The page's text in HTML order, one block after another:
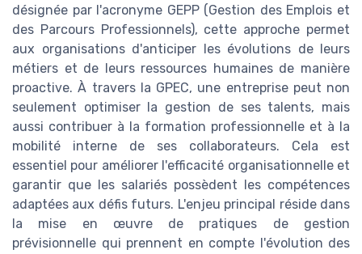
désignée par l'acronyme GEPP (Gestion des Emplois et
des Parcours Professionnels), cette approche permet
aux organisations d'anticiper les évolutions de leurs
métiers et de leurs ressources humaines de manière
proactive. À travers la GPEC, une entreprise peut non
seulement optimiser la gestion de ses talents, mais
aussi contribuer à la formation professionnelle et à la
mobilité interne de ses collaborateurs. Cela est
essentiel pour améliorer l'efficacité organisationnelle et
garantir que les salariés possèdent les compétences
adaptées aux défis futurs. L'enjeu principal réside dans
la mise en œuvre de pratiques de gestion
prévisionnelle qui prennent en compte l'évolution des